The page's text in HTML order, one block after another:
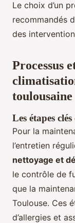
Le choix d’un
recommandés
des
Processus
toulousaine
Les étapes
Pour la
l’entretien
nettoyage et
le contrôle de
que la
Toulouse. Ces
d’allergies et